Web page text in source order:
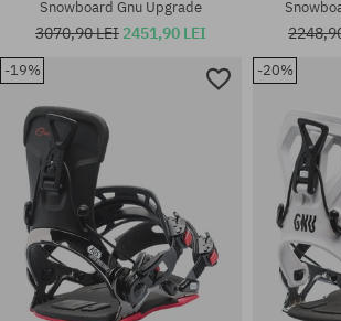
Snowboard Gnu Upgrade
3070,90 LEI 2451,90 LEI
-19% -20%